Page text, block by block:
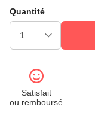
Quantité
Satisfait
ou remboursé